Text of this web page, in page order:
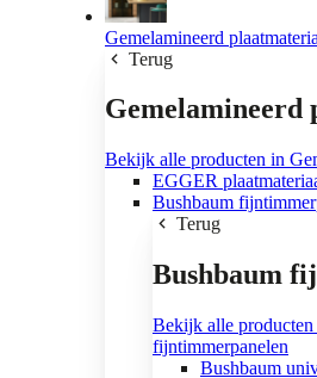
Gemelamineerd
Terug
Gemelamineerd
Bekijk alle producten in
EGGER
Bushbaum
Terug
Bushbaum
Bekijk alle
fijntimmerpanelen
Bushbaum